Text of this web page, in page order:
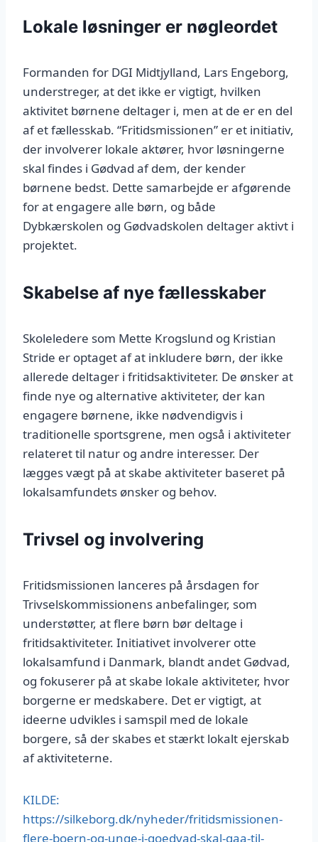
Lokale løsninger er nøgleordet
Formanden for DGI Midtjylland, Lars Engeborg,
understreger, at det ikke er vigtigt, hvilken
aktivitet børnene deltager i, men at de er en del
af et fællesskab. “Fritidsmissionen” er et initiativ,
der involverer lokale aktører, hvor løsningerne
skal findes i Gødvad af dem, der kender
børnene bedst. Dette samarbejde er afgørende
for at engagere alle børn, og både
Dybkærskolen og Gødvadskolen deltager aktivt i
projektet.
Skabelse af nye fællesskaber
Skoleledere som Mette Krogslund og Kristian
Stride er optaget af at inkludere børn, der ikke
allerede deltager i fritidsaktiviteter. De ønsker at
finde nye og alternative aktiviteter, der kan
engagere børnene, ikke nødvendigvis i
traditionelle sportsgrene, men også i aktiviteter
relateret til natur og andre interesser. Der
lægges vægt på at skabe aktiviteter baseret på
lokalsamfundets ønsker og behov.
Trivsel og involvering
Fritidsmissionen lanceres på årsdagen for
Trivselskommissionens anbefalinger, som
understøtter, at flere børn bør deltage i
fritidsaktiviteter. Initiativet involverer otte
lokalsamfund i Danmark, blandt andet Gødvad,
og fokuserer på at skabe lokale aktiviteter, hvor
borgerne er medskabere. Det er vigtigt, at
ideerne udvikles i samspil med de lokale
borgere, så der skabes et stærkt lokalt ejerskab
af aktiviteterne.
KILDE:
https://silkeborg.dk/nyheder/fritidsmissionen-
flere-boern-og-unge-i-goedvad-skal-gaa-til-